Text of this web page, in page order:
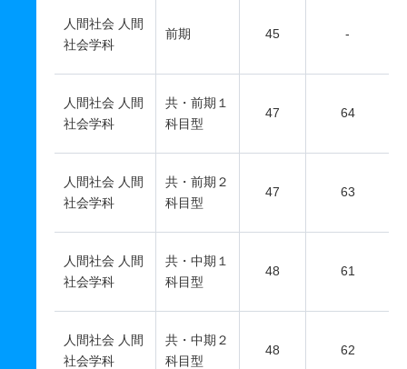
人間社会 人間
社会学科
前期 45 -
人間社会 人間
社会学科
共・前期１
科目型
47 64
人間社会 人間
社会学科
共・前期２
科目型
47 63
人間社会 人間
社会学科
共・中期１
科目型
48 61
人間社会 人間
社会学科
共・中期２
科目型
48 62